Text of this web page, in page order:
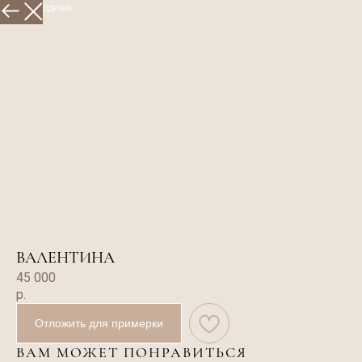
Больше моделей
ВАЛЕНТИНА
45 000
р.
Отложить для примерки
ВАМ МОЖЕТ ПОНРАВИТЬСЯ